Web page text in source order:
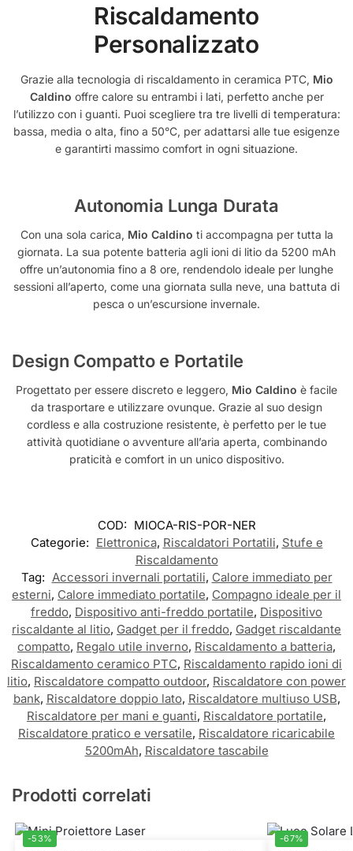
Riscaldamento
Personalizzato
Grazie alla tecnologia di riscaldamento in ceramica PTC, Mio
Caldino offre calore su entrambi i lati, perfetto anche per
l’utilizzo con i guanti. Puoi scegliere tra tre livelli di temperatura:
bassa, media o alta, fino a 50°C, per adattarsi alle tue esigenze
e garantirti massimo comfort in ogni situazione.
Autonomia Lunga Durata
Con una sola carica, Mio Caldino ti accompagna per tutta la
giornata. La sua potente batteria agli ioni di litio da 5200 mAh
offre un’autonomia fino a 8 ore, rendendolo ideale per lunghe
sessioni all’aperto, come una giornata sulla neve, una battuta di
pesca o un’escursione invernale.
Design Compatto e Portatile
Progettato per essere discreto e leggero, Mio Caldino è facile
da trasportare e utilizzare ovunque. Grazie al suo design
cordless e alla costruzione resistente, è perfetto per le tue
attività quotidiane o avventure all’aria aperta, combinando
praticità e comfort in un unico dispositivo.
COD: MIOCA-RIS-POR-NER
Categorie: Elettronica, Riscaldatori Portatili, Stufe e
Riscaldamento
Tag: Accessori invernali portatili, Calore immediato per
esterni, Calore immediato portatile, Compagno ideale per il
freddo, Dispositivo anti-freddo portatile, Dispositivo
riscaldante al litio, Gadget per il freddo, Gadget riscaldante
compatto, Regalo utile inverno, Riscaldamento a batteria,
Riscaldamento ceramico PTC, Riscaldamento rapido ioni di
litio, Riscaldatore compatto outdoor, Riscaldatore con power
bank, Riscaldatore doppio lato, Riscaldatore multiuso USB,
Riscaldatore per mani e guanti, Riscaldatore portatile,
Riscaldatore pratico e versatile, Riscaldatore ricaricabile
5200mAh, Riscaldatore tascabile
Prodotti correlati
-53% -67%